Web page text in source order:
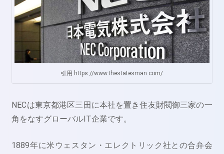
引用:https://www.thestatesman.com/
NECは東京都港区三田に本社を置き住友財閥御三家の一
角をなすグローバルIT企業です。
1889年に米ウェスタン・エレクトリック社との合弁会